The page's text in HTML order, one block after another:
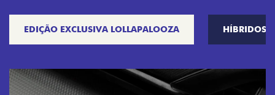
EDIÇÃO EXCLUSIVA LOLLAPALOOZA HÍBRIDOS